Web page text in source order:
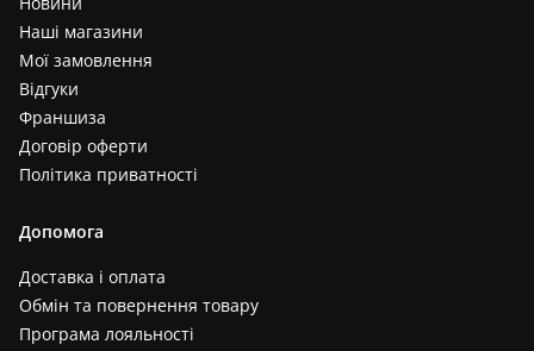
Наші магазини
Мої замовлення
Відгуки
Франшиза
Договір оферти
Політика приватності
Допомога
Доставка і оплата
Обмін та повернення товару
Програма лояльності